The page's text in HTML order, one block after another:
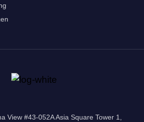
View #43-052A Asia Square Tower 1,